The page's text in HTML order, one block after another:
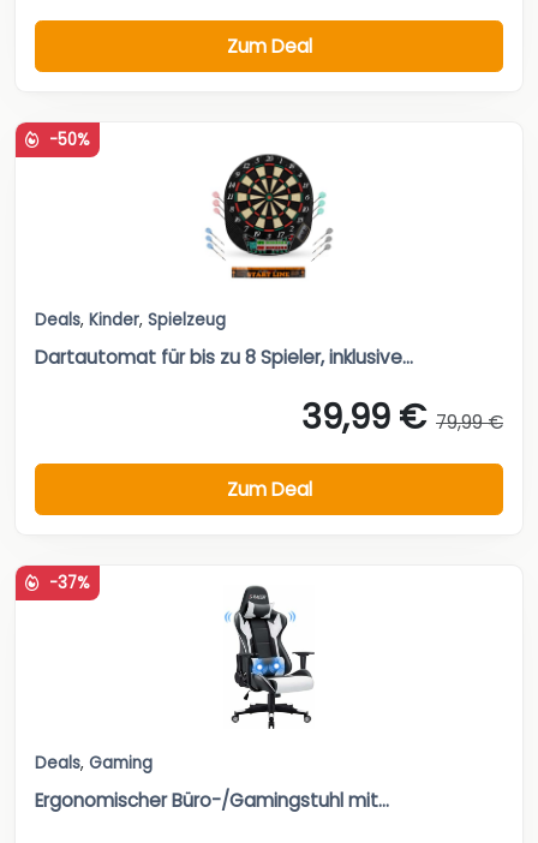
Zum Deal
-50%
Deals, Kinder, Spielzeug
Dartautomat für bis zu 8 Spieler, inklusive...
39,99 € 79,99 €
Zum Deal
-37%
Deals, Gaming
Ergonomischer Büro-/Gamingstuhl mit...